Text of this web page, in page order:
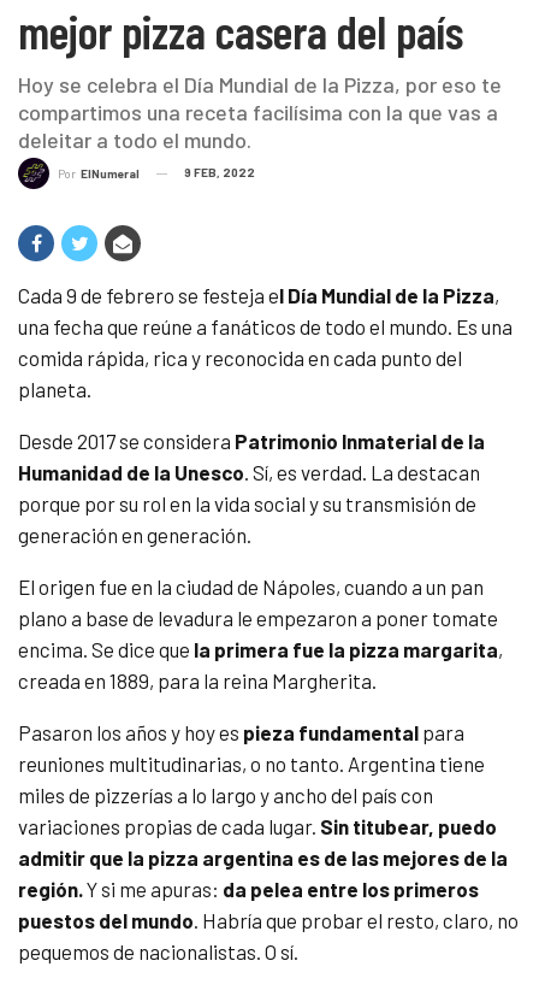
mejor pizza casera del país
Hoy se celebra el Día Mundial de la Pizza, por eso te
compartimos una receta facilísima con la que vas a
deleitar a todo el mundo.
Por ElNumeral 9 FEB, 2022
Cada 9 de febrero se festeja el Día Mundial de la Pizza,
una fecha que reúne a fanáticos de todo el mundo. Es una
comida rápida, rica y reconocida en cada punto del
planeta.
Desde 2017 se considera Patrimonio Inmaterial de la
Humanidad de la Unesco. Sí, es verdad. La destacan
porque por su rol en la vida social y su transmisión de
generación en generación.
El origen fue en la ciudad de Nápoles, cuando a un pan
plano a base de levadura le empezaron a poner tomate
encima. Se dice que la primera fue la pizza margarita,
creada en 1889, para la reina Margherita.
Pasaron los años y hoy es pieza fundamental para
reuniones multitudinarias, o no tanto. Argentina tiene
miles de pizzerías a lo largo y ancho del país con
variaciones propias de cada lugar. Sin titubear, puedo
admitir que la pizza argentina es de las mejores de la
región.Y si me apuras: da pelea entre los primeros
puestos del mundo. Habría que probar el resto, claro, no
pequemos de nacionalistas. O sí.